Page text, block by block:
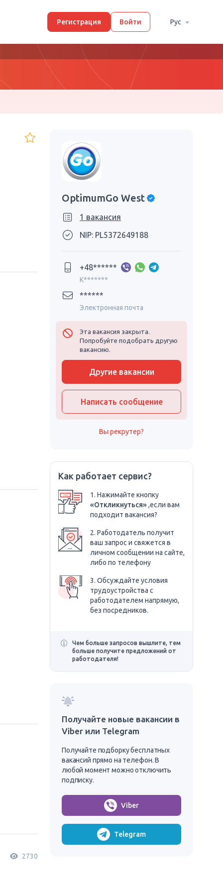
Регистрация Войти Рус
2730
OptimumGo West
1 вакансия
NIP: PL5372649188
+48******
K*******
******
Электронная почта
Эта вакансия закрыта.
Попробуйте подобрать другую
вакансию.
Другие вакансии
Написать сообщение
Вы рекрутер?
Как работает сервис?
1. Нажимайте кнопку
«Откликнуться»,если вам
подходит вакансия?
2. Работодатель получит
ваш запрос и свяжется в
личном сообщении на сайте,
либо по телефону
3. Обсуждайте условия
трудоустройства с
работодателем напрямую,
без посредников.
Чем больше запросов вышлите, тем
больше получите предложений от
работодателя!
Получайте новые вакансии в
Viber или Telegram
Получайте подборку бесплатных
вакансий прямо на телефон. В
любой момент можно отключить
подписку.
Viber
Telegram